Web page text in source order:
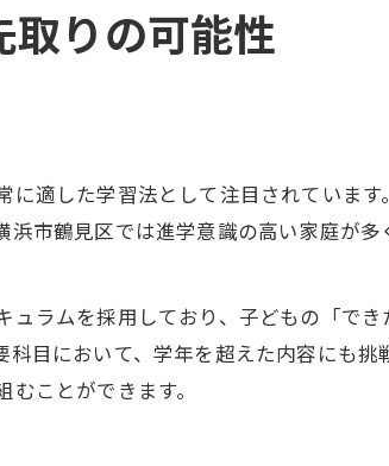
取りの可能性
適した学習法として注目されていま
市鶴見区では進学意識の高い家庭が
ラムを採用しており、子どもの「で
目において、学年を超えた内容にも
ことができます。